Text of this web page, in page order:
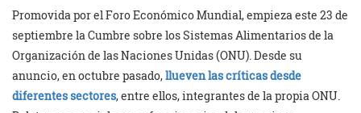
Promovida por el Foro Económico Mundial, empieza este 23 de
septiembre la Cumbre sobre los Sistemas Alimentarios de la
Organización de las Naciones Unidas (ONU). Desde su
anuncio, en octubre pasado,llueven las críticas desde
diferentes sectores, entre ellos, integrantes de la propia ONU.